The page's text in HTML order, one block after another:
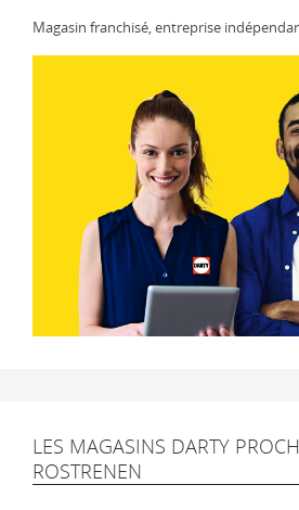
Magasin franchisé, entreprise
LES MAGASINS DARTY
ROSTRENEN